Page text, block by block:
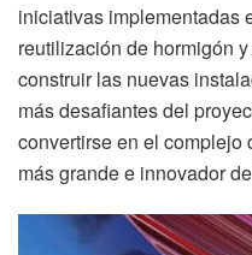
iniciativas implementadas
reutilización de hormigón
construir las nuevas
más desafiantes del
convertirse en el complejo
más grande e innovador